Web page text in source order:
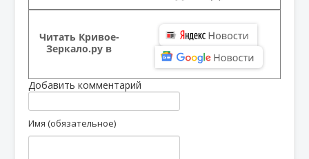
Читать Кривое-
Зеркало.ру в
Добавить комментарий
Имя (обязательное)